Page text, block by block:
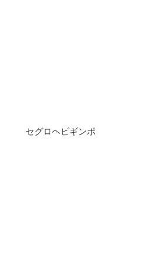
セグロヘビギンポ